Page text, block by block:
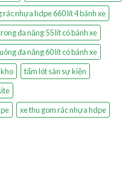
rác nhựa hdpe 660 lít 4 bánh xe
đa năng 55 lít có bánh xe
đa năng 60 lít có bánh xe
tấm lót sàn sự kiện
xe thu gom rác nhựa hdpe